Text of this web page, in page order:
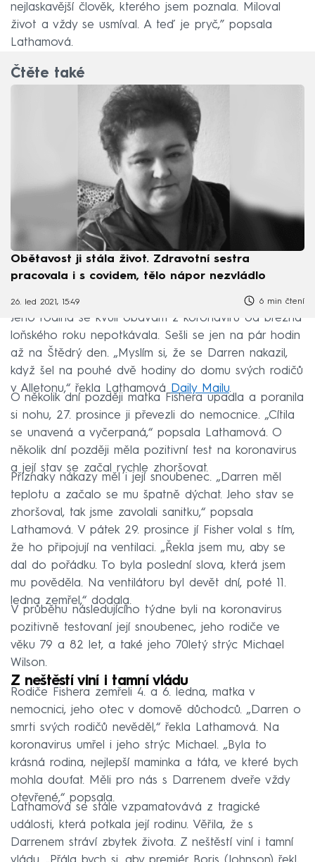
nejlaskavější člověk, kterého jsem poznala. Miloval
život a vždy se usmíval. A teď je pryč,” popsala
Lathamová.
Čtěte také
Obětavost ji stála život. Zdravotní sestra
pracovala i s covidem, tělo nápor nezvládlo
26. led 2021, 15:49 6 min čtení
Jeho rodina se kvůli obavám z koronaviru od března
loňského roku nepotkávala. Sešli se jen na pár hodin
až na Štědrý den. „Myslím si, že se Darren nakazil,
když šel na pouhé dvě hodiny do domu svých rodičů
v Alletonu,“ řekla Lathamová
Daily Mailu.
O několik dní později matka Fishera upadla a poranila
si nohu, 27. prosince ji převezli do nemocnice. „Cítila
se unavená a vyčerpaná,“ popsala Lathamová. O
několik dní později měla pozitivní test na koronavirus
a její stav se začal rychle zhoršovat.
Příznaky nákazy měl i její snoubenec. „Darren měl
teplotu a začalo se mu špatně dýchat. Jeho stav se
zhoršoval, tak jsme zavolali sanitku,“ popsala
Lathamová. V pátek 29. prosince jí Fisher volal s tím,
že ho připojují na ventilaci. „Řekla jsem mu, aby se
dal do pořádku. To byla poslední slova, která jsem
mu pověděla. Na ventilátoru byl devět dní, poté 11.
ledna zemřel,“ dodala.
V průběhu následujícího týdne byli na koronavirus
pozitivně testovaní její snoubenec, jeho rodiče ve
věku 79 a 82 let, a také jeho 70letý strýc Michael
Wilson.
Z neštěstí viní i tamní vládu
Rodiče Fishera zemřeli 4. a 6. ledna, matka v
nemocnici, jeho otec v domově důchodců. „Darren o
smrti svých rodičů nevěděl,“ řekla Lathamová. Na
koronavirus umřel i jeho strýc Michael. „Byla to
krásná rodina, nejlepší maminka a táta, ve které bych
mohla doufat. Měli pro nás s Darrenem dveře vždy
otevřené,“ popsala.
Lathamová se stále vzpamatovává z tragické
události, která potkala její rodinu. Věřila, že s
Darrenem stráví zbytek života. Z neštěstí viní i tamní